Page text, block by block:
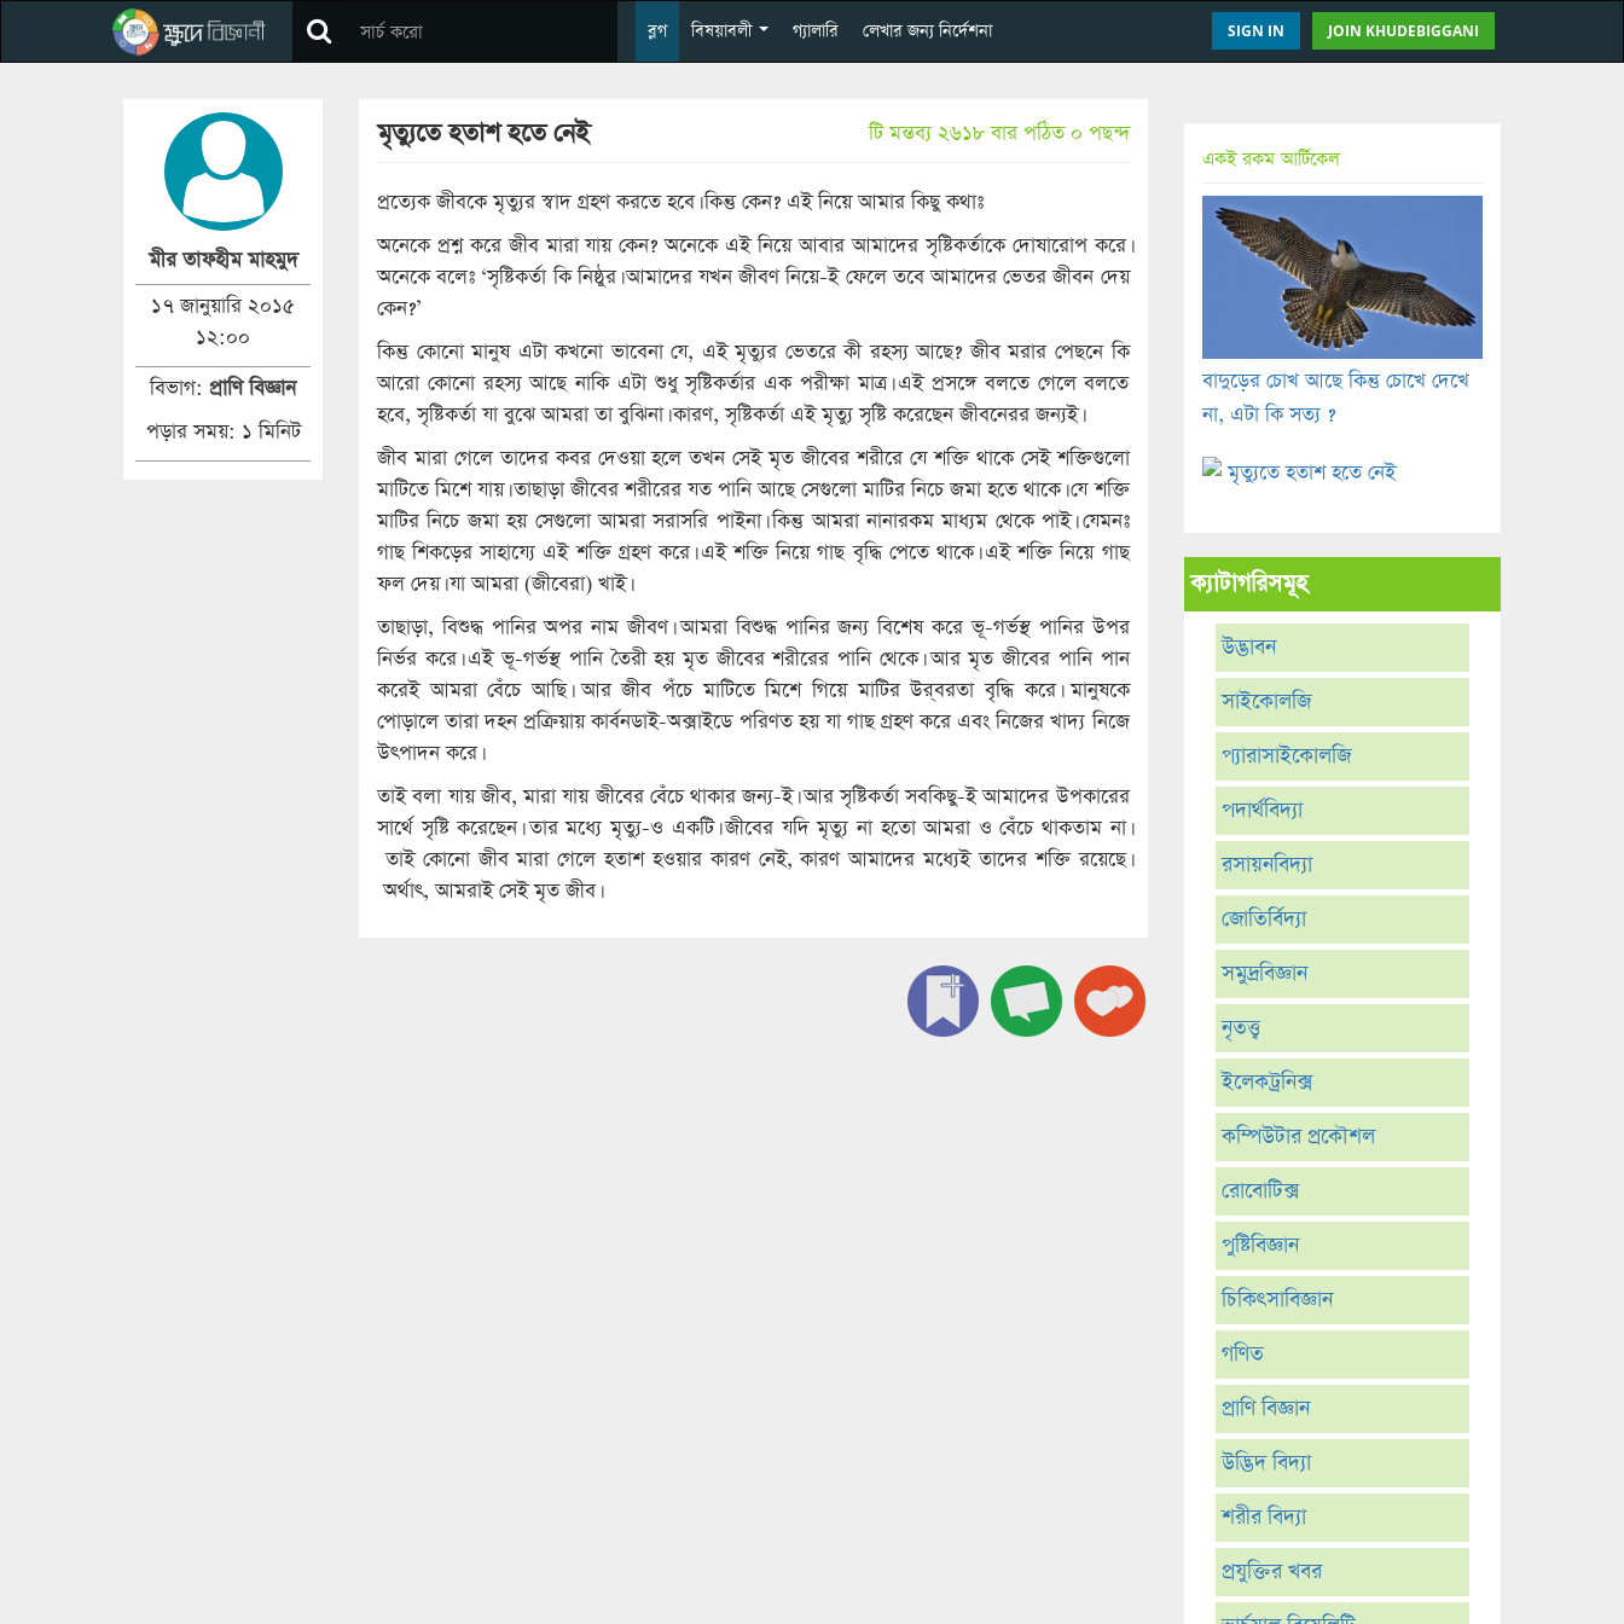
ব্লগ বিষয়াবলী গ্যালারি লেখার জন্য নির্দেশনা SIGN IN JOIN KHUDEBIGGANI
মীর তাফহীম মাহমুদ
১৭ জানুয়ারি ২০১৫
১২:০০
বিভাগ: প্রাণি বিজ্ঞান
পড়ার সময়: ১ মিনিট
মৃত্যুতে হতাশ হতে নেই টি মন্তব্য ২৬১৮ বার পঠিত ০ পছন্দ
প্রত্যেক জীবকে মৃত্যুর স্বাদ গ্রহণ করতে হবে। কিন্তু কেন? এই নিয়ে আমার কিছু কথাঃ
অনেকে প্রশ্ন করে জীব মারা যায় কেন? অনেকে এই নিয়ে আবার আমাদের সৃষ্টিকর্তাকে দোষারোপ করে।
অনেকে বলেঃ ‘সৃষ্টিকর্তা কি নিষ্ঠুর। আমাদের যখন জীবণ নিয়ে-ই ফেলে তবে আমাদের ভেতর জীবন দেয়
কেন?’
কিন্তু কোনো মানুষ এটা কখনো ভাবেনা যে, এই মৃত্যুর ভেতরে কী রহস্য আছে? জীব মরার পেছনে কি
আরো কোনো রহস্য আছে নাকি এটা শুধু সৃষ্টিকর্তার এক পরীক্ষা মাত্র। এই প্রসঙ্গে বলতে গেলে বলতে
হবে, সৃষ্টিকর্তা যা বুঝে আমরা তা বুঝিনা। কারণ, সৃষ্টিকর্তা এই মৃত্যু সৃষ্টি করেছেন জীবনেরর জন্যই।
জীব মারা গেলে তাদের কবর দেওয়া হলে তখন সেই মৃত জীবের শরীরে যে শক্তি থাকে সেই শক্তিগুলো
মাটিতে মিশে যায়। তাছাড়া জীবের শরীরের যত পানি আছে সেগুলো মাটির নিচে জমা হতে থাকে। যে শক্তি
মাটির নিচে জমা হয় সেগুলো আমরা সরাসরি পাইনা। কিন্তু আমরা নানারকম মাধ্যম থেকে পাই। যেমনঃ
গাছ শিকড়ের সাহায্যে এই শক্তি গ্রহণ করে। এই শক্তি নিয়ে গাছ বৃদ্ধি পেতে থাকে। এই শক্তি নিয়ে গাছ
ফল দেয়। যা আমরা (জীবেরা) খাই।
তাছাড়া, বিশুদ্ধ পানির অপর নাম জীবণ। আমরা বিশুদ্ধ পানির জন্য বিশেষ করে ভূ-গর্ভস্থ পানির উপর
নির্ভর করে। এই ভূ-গর্ভস্থ পানি তৈরী হয় মৃত জীবের শরীরের পানি থেকে। আর মৃত জীবের পানি পান
করেই আমরা বেঁচে আছি। আর জীব পঁচে মাটিতে মিশে গিয়ে মাটির উর্‌বরতা বৃদ্ধি করে। মানুষকে
পোড়ালে তারা দহন প্রক্রিয়ায় কার্বনডাই-অক্সাইডে পরিণত হয় যা গাছ গ্রহণ করে এবং নিজের খাদ্য নিজে
উৎপাদন করে।
তাই বলা যায় জীব, মারা যায় জীবের বেঁচে থাকার জন্য-ই। আর সৃষ্টিকর্তা সবকিছু-ই আমাদের উপকারের
সার্থে সৃষ্টি করেছেন। তার মধ্যে মৃত্যু-ও একটি। জীবের যদি মৃত্যু না হতো আমরা ও বেঁচে থাকতাম না।
তাই কোনো জীব মারা গেলে হতাশ হওয়ার কারণ নেই, কারণ আমাদের মধ্যেই তাদের শক্তি রয়েছে।
অর্থাৎ, আমরাই সেই মৃত জীব।
একই রকম আর্টিকেল
বাদুড়ের চোখ আছে কিন্তু চোখে দেখে
না, এটা কি সত্য ?
মৃত্যুতে হতাশ হতে নেই
ক্যাটাগরিসমূহ
উদ্ভাবন
সাইকোলজি
প্যারাসাইকোলজি
পদার্থবিদ্যা
রসায়নবিদ্যা
জোতির্বিদ্যা
সমুদ্রবিজ্ঞান
নৃতত্ত্ব
ইলেকট্রনিক্স
কম্পিউটার প্রকৌশল
রোবোটিক্স
পুষ্টিবিজ্ঞান
চিকিৎসাবিজ্ঞান
গণিত
প্রাণি বিজ্ঞান
উদ্ভিদ বিদ্যা
শরীর বিদ্যা
প্রযুক্তির খবর